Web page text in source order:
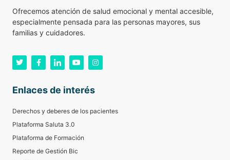
Ofrecemos atención de salud emocional y mental accesible,
especialmente pensada para las personas mayores, sus
familias y cuidadores.
Enlaces de interés
Derechos y deberes de los pacientes
Plataforma Saluta 3.0
Plataforma de Formación
Reporte de Gestión Bic